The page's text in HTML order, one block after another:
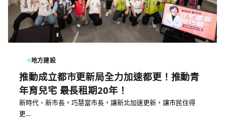
地方建設
推動成立都市更新局全力加速都更！推動青
年育兒宅 最長租期20年！
新時代、新市長，巧慧當市長，讓新北加速更新，讓市民住得
更…